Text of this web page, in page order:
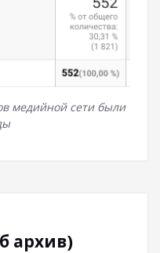
медийной сети были
архив)